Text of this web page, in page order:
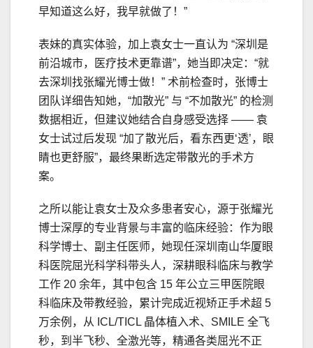
早知道这么好，我早就做了！”
表妹的真实体验，加上袁女士一直认为 “深圳是
前沿城市，医疗技术更靠谱”，她当即决定：“就
去深圳找张耀光博士做！” 术前检查时，张博士
团队详细告知她，“加散光” 与 “不加散光” 的检测
数据相近，但建议她结合自身感受选择 —— 袁
女士试过后发现 “加了散光后，看东西更‘透’，眼
睛也更舒服”，最终果断选定带散光的手术方
案。
之所以能让袁女士及众多患者安心，源于张耀光
博士深厚的专业背景与丰富的临床经验：作为眼
科学博士、副主任医师，她现任深圳南山华厦眼
科医院屈光科学科带头人，深耕眼科临床与教学
工作 20 余年，其中包含 15 年公立三甲医院眼
科临床及带教经验，累计完成近视矫正手术超 5
万余例，从 ICL/TICL 晶体植入术、SMILE 全飞
秒，到半飞秒、全激光等，精通各类屈光不正